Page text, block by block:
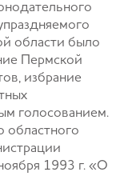
области было
Пермской
избрание
голосованием.
областного
1993 г. «О